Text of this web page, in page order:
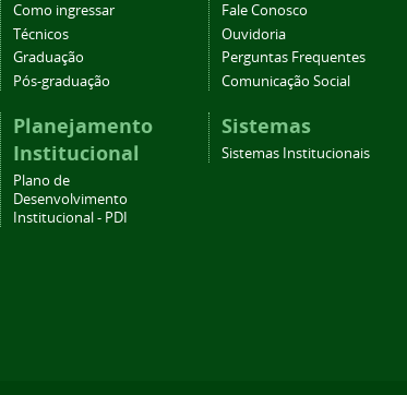
Como ingressar
Técnicos
Graduação
Pós-graduação
Planejamento
Institucional
Plano de
Desenvolvimento
Institucional - PDI
Fale Conosco
Ouvidoria
Perguntas Frequentes
Comunicação Social
Sistemas
Sistemas Institucionais